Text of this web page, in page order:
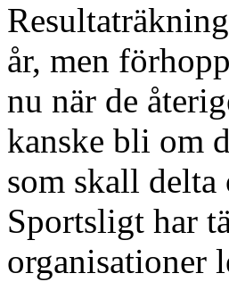
år, men
nu när de
kanske bli om
som skall delta
Sportsligt har
organisationer